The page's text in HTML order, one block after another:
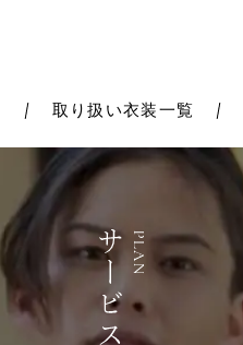
取り扱い衣装一覧